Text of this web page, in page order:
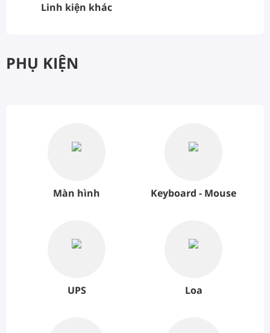
Linh kiện khác
PHỤ KIỆN
Màn hình Keyboard - Mouse
UPS Loa